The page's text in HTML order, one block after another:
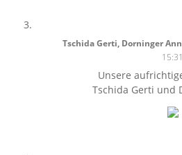
Tschida Gerti, Dorninger
15:31
Unsere
Tschida Gerti und